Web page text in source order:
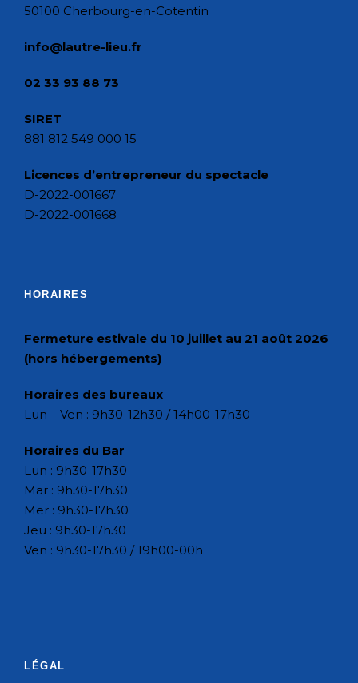
50100 Cherbourg-en-Cotentin
info@lautre-lieu.fr
02 33 93 88 73
SIRET
881 812 549 000 15
Licences d’entrepreneur du spectacle
D-2022-001667
D-2022-001668
HORAIRES
Fermeture estivale du 10 juillet au 21 août 2026
(hors hébergements)
Horaires des bureaux
Lun – Ven : 9h30-12h30 / 14h00-17h30
Horaires du Bar
Lun : 9h30-17h30
Mar : 9h30-17h30
Mer : 9h30-17h30
Jeu : 9h30-17h30
Ven : 9h30-17h30 / 19h00-00h
LÉGAL